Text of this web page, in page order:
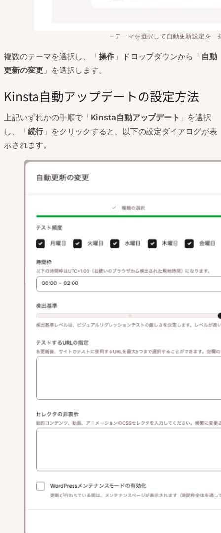
テーマを選択して自動更新設定を一
複数のテーマを選択し、「操作 」ドロップダウンから「自動
更新の変更 」を選択します。
Kinsta自動アップデートの設定方法
上記いずれかの手順で「Kinsta自動アップデート 」を選択
し、「続行」をクリックすると、以下の設定ダイアログが表
示されます。